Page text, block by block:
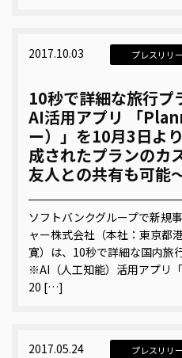
2017.10.03 プレスリリ
10秒で詳細な旅行プ
AI活用アプリ 「
ー）」を10月3日よ
成されたプランのカ
友人との共有も可能
ソフトバンクグループで新規
ャー株式会社（本社：東京都
寛）は、10秒で詳細な国内旅
※AI（人工知能）活用アプリ
20 […]
2017.05.24 プレスリリ